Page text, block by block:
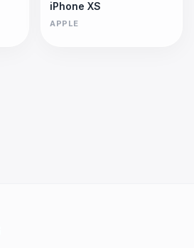
iPhone XS
APPLE